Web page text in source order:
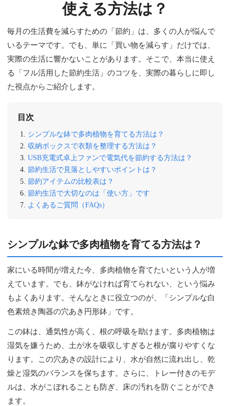
使える方法は？
毎月の生活費を減らすための「節約」は、多くの人が悩んで
いるテーマです。でも、単に「買い物を減らす」だけでは、
実際の生活に響かないことがあります。そこで、本当に使え
る「フル活用した節約生活」のコツを、実際の暮らしに即し
た視点からご紹介します。
目次
シンプルな鉢で多肉植物を育てる方法は？
収納ボックスで衣類を整理する方法は？
USB充電式卓上ファンで電気代を節約する方法は？
節約生活で見落としやすいポイントは？
節約アイテムの比較表は？
節約生活で大切なのは「使い方」です
よくあるご質問（FAQs）
シンプルな鉢で多肉植物を育てる方法は？
家にいる時間が増えた今、多肉植物を育てたいという人が増
えています。でも、鉢がなければ育てられない、という悩み
もよくあります。そんなときに役立つのが、「シンプルな白
色素焼き陶器の穴あき円形鉢」です。
この鉢は、通気性が高く、根の呼吸を助けます。多肉植物は
湿気を嫌うため、土が水を吸収しすぎると根が腐りやすくな
ります。この穴あきの設計により、水が自然に流れ出し、乾
燥と湿気のバランスを保ちます。さらに、トレー付きのモデ
ルは、水がこぼれることも防ぎ、床の汚れを防ぐことができ
ます。